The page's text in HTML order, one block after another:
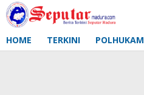
Lewati
ke
HOME TERKINI POLHUKAM